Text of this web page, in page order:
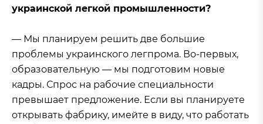
украинской легкой промышленности?
— Мы планируем решить две большие
проблемы украинского легпрома. Во-первых,
образовательную — мы подготовим новые
кадры. Спрос на рабочие специальности
превышает предложение. Если вы планируете
открывать фабрику, имейте в виду, что работать